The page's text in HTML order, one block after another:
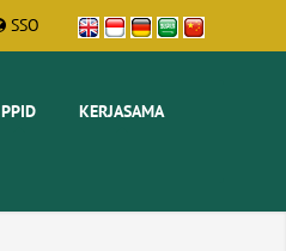
SSO
PPID KERJASAMA